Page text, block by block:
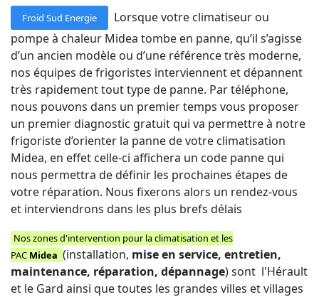
Froid Sud Energie
Lorsque votre climatiseur ou
pompe à chaleur Midea tombe en panne, qu’il s’agisse
d’un ancien modèle ou d’une référence très moderne,
nos équipes de frigoristes interviennent et dépannent
très rapidement tout type de panne. Par téléphone,
nous pouvons dans un premier temps vous proposer
un premier diagnostic gratuit qui va permettre à notre
frigoriste d’orienter la panne de votre climatisation
Midea, en effet celle-ci affichera un code panne qui
nous permettra de définir les prochaines étapes de
votre réparation. Nous fixerons alors un rendez-vous
et interviendrons dans les plus brefs délais
Nos zones d'intervention pour la climatisation et les
PAC Midea (installation, mise en service, entretien,
maintenance, réparation, dépannage) sont l'Hérault
et le Gard ainsi que toutes les grandes villes et villages